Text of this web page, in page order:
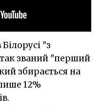
"з
званий "перший
збирається на
12%